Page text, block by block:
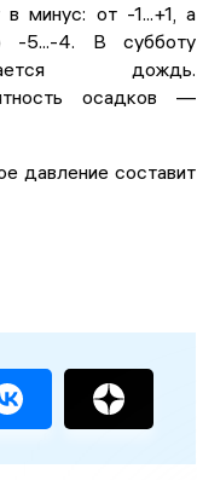
в минус: от -1...+1, а
-5...-4. В субботу
дождь.
осадков —
давление составит